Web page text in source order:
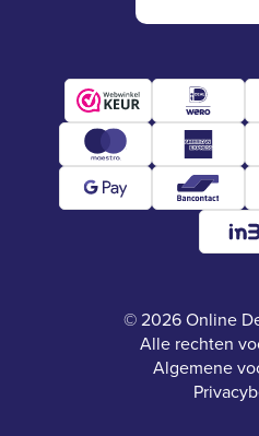
© 2026 Online
Alle rechten
Algemene